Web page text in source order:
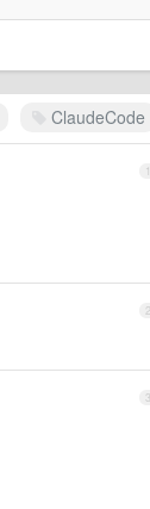
ClaudeCode
1
2
3